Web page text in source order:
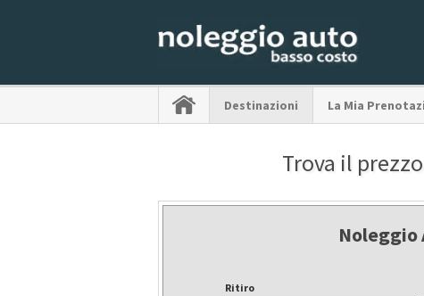
Destinazioni La Mia
Trova il
Noleggio
Ritiro